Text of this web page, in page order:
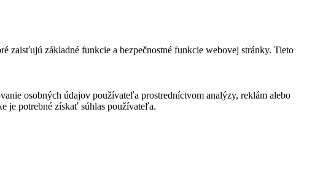
zaisťujú základné funkcie a bezpečnostné funkcie webovej stránky. Tieto
osobných údajov používateľa prostredníctvom analýzy, reklám alebo
je potrebné získať súhlas používateľa.